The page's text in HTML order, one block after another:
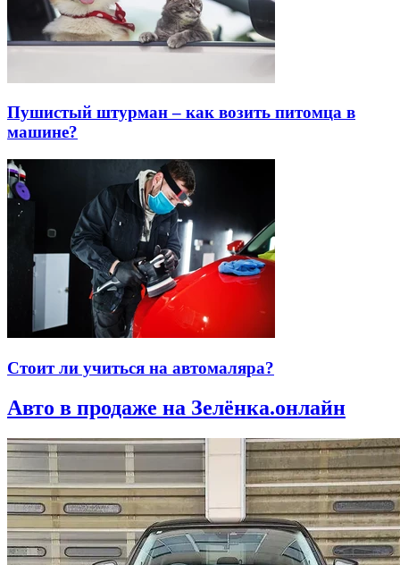
Пушистый штурман – как возить питомца в
машине?
Стоит ли учиться на автомаляра?
Авто в продаже на Зелёнка.онлайн